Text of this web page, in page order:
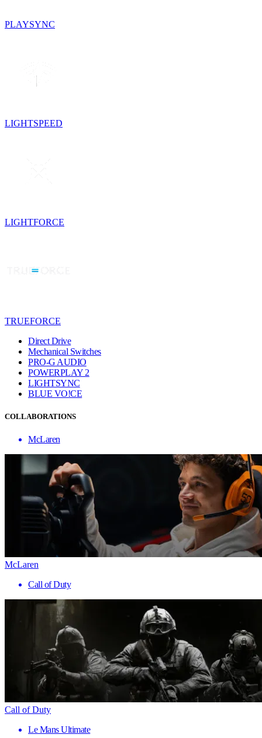
PLAYSYNC
LIGHTSPEED
LIGHTFORCE
TRUEFORCE
Direct Drive
Mechanical Switches
PRO-G AUDIO
POWERPLAY 2
LIGHTSYNC
BLUE VO!CE
COLLABORATIONS
McLaren
McLaren
Call of Duty
Call of Duty
Le Mans Ultimate